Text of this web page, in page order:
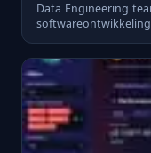
Data Engineering